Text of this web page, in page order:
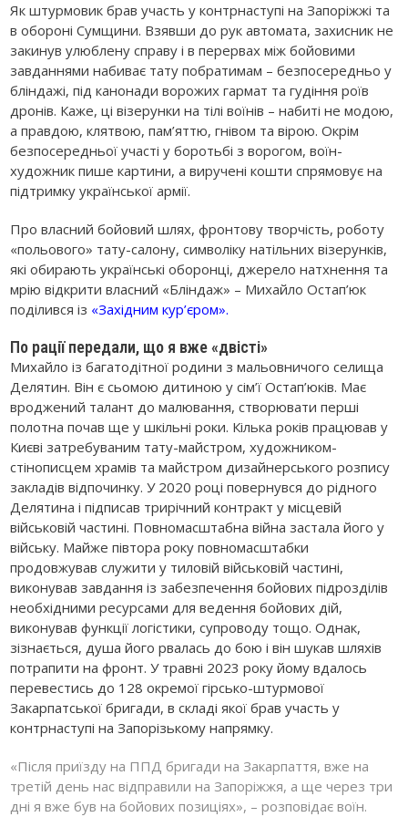
Як штурмовик брав участь у контрнаступі на Запоріжжі та
в обороні Сумщини. Взявши до рук автомата, захисник не
закинув улюблену справу і в перервах між бойовими
завданнями набиває тату побратимам – безпосередньо у
бліндажі, під канонади ворожих гармат та гудіння роїв
дронів. Каже, ці візерунки на тілі воїнів – набиті не модою,
а правдою, клятвою, пам’яттю, гнівом та вірою. Окрім
безпосередньої участі у боротьбі з ворогом, воїн-
художник пише картини, а виручені кошти спрямовує на
підтримку української армії.
Про власний бойовий шлях, фронтову творчість, роботу
«польового» тату-салону, символіку натільних візерунків,
які обирають українські оборонці, джерело натхнення та
мрію відкрити власний «Бліндаж» – Михайло Остап’юк
поділився із «Західним кур’єром».
По рації передали, що я вже «двісті»
Михайло із багатодітної родини з мальовничого селища
Делятин. Він є сьомою дитиною у сім’ї Остап’юків. Має
вроджений талант до малювання, створювати перші
полотна почав ще у шкільні роки. Кілька років працював у
Києві затребуваним тату-майстром, художником-
стінописцем храмів та майстром дизайнерського розпису
закладів відпочинку. У 2020 році повернувся до рідного
Делятина і підписав трирічний контракт у місцевій
військовій частині. Повномасштабна війна застала його у
війську. Майже півтора року повномасштабки
продовжував служити у тиловій військовій частині,
виконував завдання із забезпечення бойових підрозділів
необхідними ресурсами для ведення бойових дій,
виконував функції логістики, супроводу тощо. Однак,
зізнається, душа його рвалась до бою і він шукав шляхів
потрапити на фронт. У травні 2023 року йому вдалось
перевестись до 128 окремої гірсько-штурмової
Закарпатської бригади, в складі якої брав участь у
контрнаступі на Запорізькому напрямку.
«Після приїзду на ППД бригади на Закарпаття, вже на
третій день нас відправили на Запоріжжя, а ще через три
дні я вже був на бойових позиціях», – розповідає воїн.